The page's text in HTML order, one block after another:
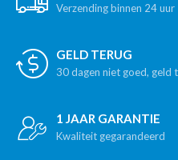
Verzending binnen 24 uur
GELD TERUG
30 dagen niet goed, geld
1 JAAR GARANTIE
Kwaliteit gegarandeerd